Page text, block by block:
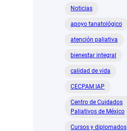
y
desarrollo
la
clave
Noticias
apoyo tanatológico
atención paliativa
bienestar integral
calidad de vida
CECPAM IAP
Centro de Cuidados
Paliativos de México
Cursos y diplomados